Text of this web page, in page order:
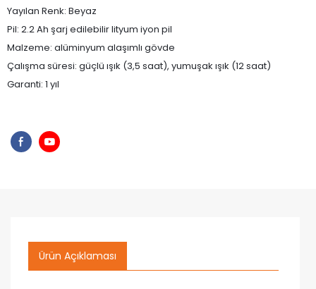
Yayılan Renk: Beyaz
Pil: 2.2 Ah şarj edilebilir lityum iyon pil
Malzeme: alüminyum alaşımlı gövde
Çalışma süresi: güçlü ışık (3,5 saat), yumuşak ışık (12 saat)
Garanti: 1 yıl
Ürün Açıklaması